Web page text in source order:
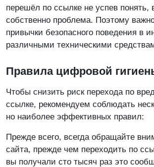
перешёл по ссылке не успев понять,
собственно проблема. Поэтому
привычки безопасного поведения в
различными техническими
Правила цифровой
Чтобы снизить риск перехода по
ссылке, рекомендуем соблюдать
но наиболее эффективных правил:
Прежде всего, всегда обращайте
сайта, прежде чем переходить по
вы получали сто тысяч раз это